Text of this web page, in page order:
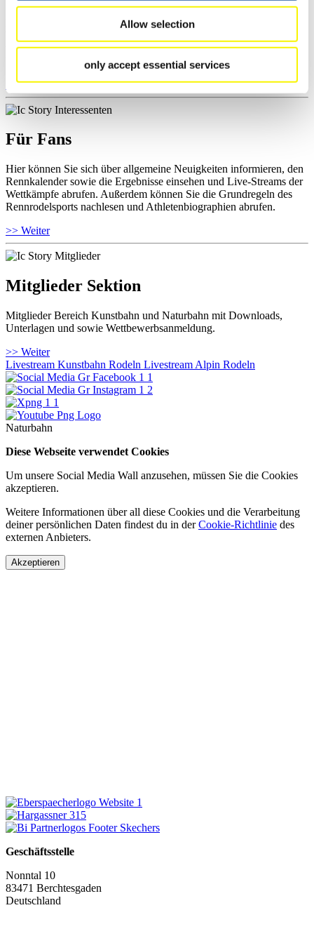
Allow selection
only accept essential services
Hier können Sie das aktuelle Regelwerk sowie Richtlinien zu
und Informationen zu Wettkämpfen abrufen. Außerdem können Sie
Ihre Athletenbiographie ansehen.
>> Weiter
Für Fans
Hier können Sie sich über allgemeine Neuigkeiten informieren, den
Rennkalender sowie die Ergebnisse einsehen und Live-Streams der
Wettkämpfe abrufen. Außerdem können Sie die Grundregeln des
Rennrodelsports nachlesen und Athletenbiographien abrufen.
>> Weiter
Mitglieder Sektion
Mitglieder Bereich Kunstbahn und Naturbahn mit Downloads,
Unterlagen und sowie Wettbewerbsanmeldung.
>> Weiter
Livestream Kunstbahn Rodeln Livestream Alpin Rodeln
Naturbahn
Diese Webseite verwendet Cookies
Um unsere Social Media Wall anzusehen, müssen Sie die Cookies
akzeptieren.
Weitere Informationen über all diese Cookies und die Verarbeitung
deiner persönlichen Daten findest du in derCookie-Richtlinie des
externen Anbieters.
Akzeptieren
Geschäftsstelle
Nonntal 10
83471 Berchtesgaden
Deutschland